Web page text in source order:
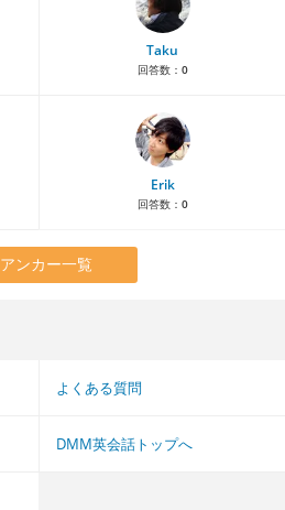
Taku
回答数： 0
Erik
回答数： 0
アンカー一覧
よくある質問
DMM英会話トップへ